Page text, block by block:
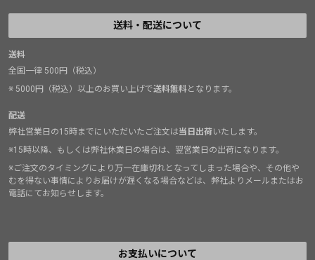
送料・配送について
送料
全国一律 500円（税込）
※ 5000円（税込）以上のお買い上げで送料無料となります。
配送
弊社営業日の15時までにいただいたご注文は当日出荷いたします。
※15時以降、もしくは弊社休業日の場合は、翌営業日の出荷になります。
※ご注文のタイミングにより万一在庫切れとなってしまった場合や、その他や
むを得ない事情によりお届けが遅くなる場合などは、弊社よりメールまたはお
電話にてお知らせします。
お支払いについて